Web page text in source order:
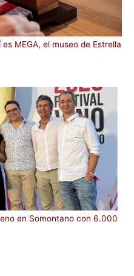
MEGA, el museo de Estrella
en Somontano con 6.000